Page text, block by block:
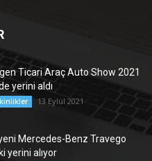
Ticari Araç Auto Show 2021
yerini aldı
13 Eylül 2021
Mercedes-Benz Travego
yerini alıyor